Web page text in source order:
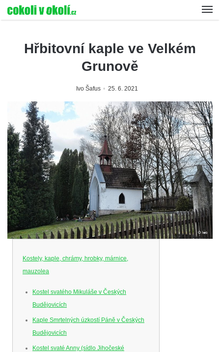
Hřbitovní kaple ve Velkém
Grunově
Ivo Šafus 25. 6. 2021
Kostely, kaple, chrámy, hrobky, márnice,
mauzolea
Kostel svatého Mikuláše v Českých
Budějovicích
Kaple Smrtelných úzkostí Páně v Českých
Budějovicích
Kostel svaté Anny (sídlo Jihočeské